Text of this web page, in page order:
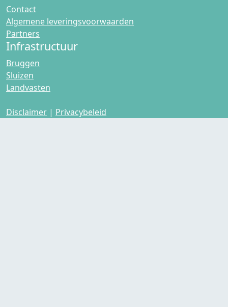
Contact
Algemene leveringsvoorwaarden
Partners
Infrastructuur
Bruggen
Sluizen
Landvasten
Disclaimer | Privacybeleid